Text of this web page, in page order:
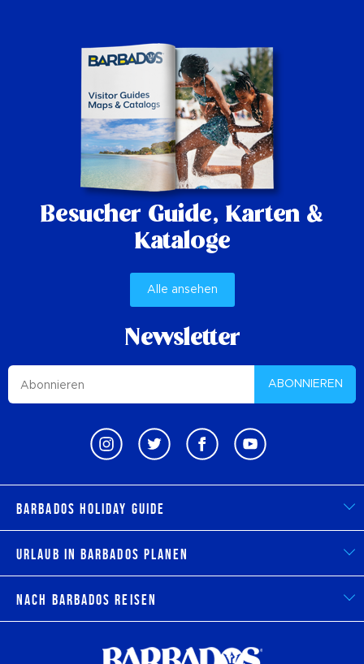
Besucher Guide, Karten &
Kataloge
Alle ansehen
Newsletter
ABONNIEREN
Barbados Holiday Guide
Urlaub in Barbados planen
Nach Barbados reisen